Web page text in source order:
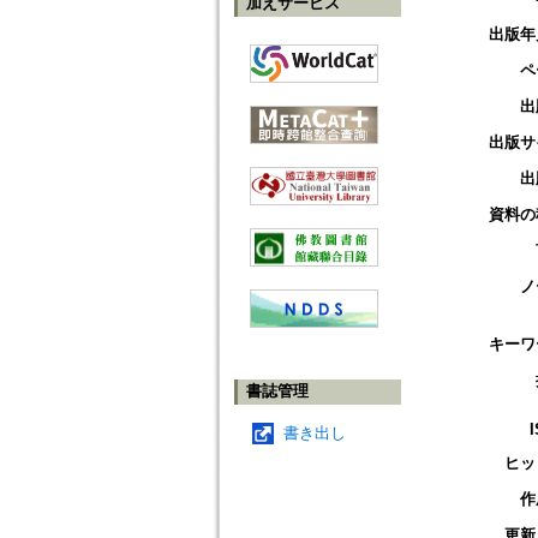
書誌管理
書き出し
出版
出版
資料
キー
ヒ